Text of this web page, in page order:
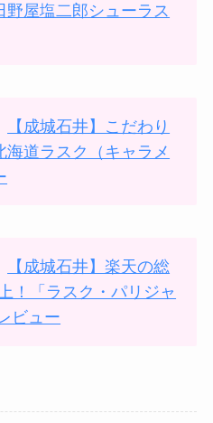
野屋塩二郎シューラス
【成城石井】こだわり
海道ラスク（キャラメ
【成城石井】楽天の総
！「ラスク・パリジャ
ビュー